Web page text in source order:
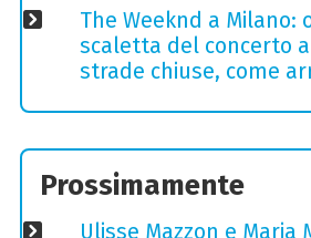
The Weeknd a Milano:
scaletta del concerto a
strade chiuse, come
Prossimamente
Ulisse Mazzon e Maria